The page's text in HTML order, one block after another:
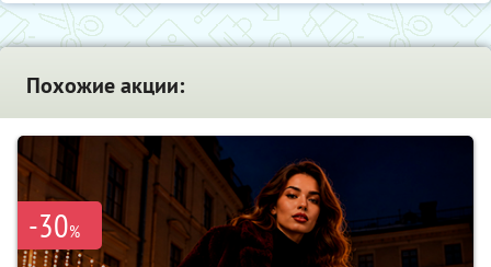
Похожие акции:
-30%